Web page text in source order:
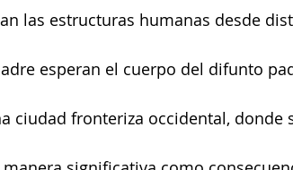
las estructuras humanas desde
esperan el cuerpo del difunto
ciudad fronteriza occidental, donde